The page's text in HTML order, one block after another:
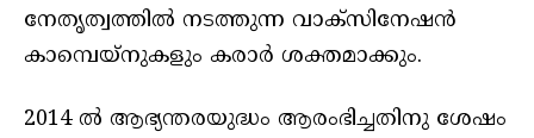
നേതൃത്വത്തില്‍ നടത്തുന്ന വാക്‌സിനേഷന്‍
കാമ്പെയ്നുകളും കരാര്‍ ശക്തമാക്കും.
2014 ല്‍ ആഭ്യന്തരയുദ്ധം ആരംഭിച്ചതിനു ശേഷം